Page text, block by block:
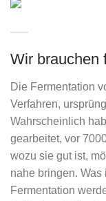
Wir brauchen
Die Fermentation
Verfahren,
Wahrscheinlich
gearbeitet, vor
wozu sie gut ist,
nahe bringen.
Fermentation